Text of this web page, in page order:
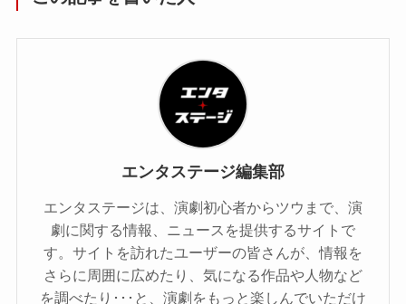
エンタステージ編集部
エンタステージは、演劇初心者からツウまで、演
劇に関する情報、ニュースを提供するサイトで
す。サイトを訪れたユーザーの皆さんが、情報を
さらに周囲に広めたり、気になる作品や人物など
を調べたり･･･と、演劇をもっと楽しんでいただけ